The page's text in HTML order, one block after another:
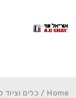
Home
/ כלים